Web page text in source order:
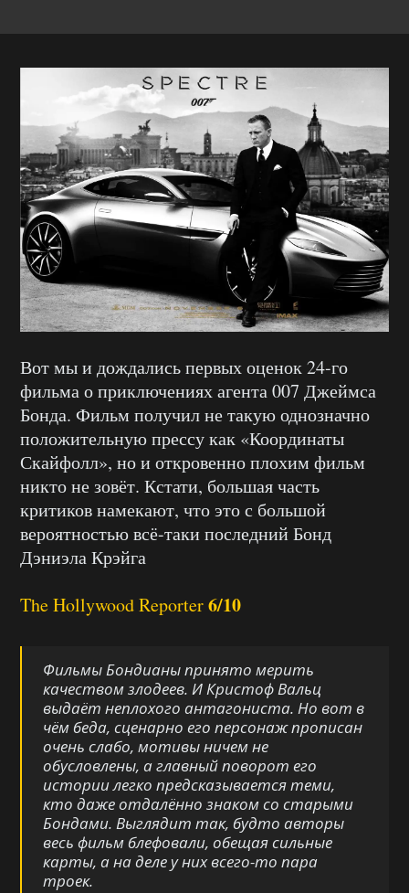
Вот мы и дождались первых оценок 24-го
фильма о приключениях агента 007 Джеймса
Бонда. Фильм получил не такую однозначно
положительную прессу как «Координаты
Скайфолл», но и откровенно плохим фильм
никто не зовёт. Кстати, большая часть
критиков намекают, что это с большой
вероятностью всё-таки последний Бонд
Дэниэла Крэйга
The Hollywood Reporter6/10
Фильмы Бондианы принято мерить
качеством злодеев. И Кристоф Вальц
выдаёт неплохого антагониста. Но вот в
чём беда, сценарно его персонаж прописан
очень слабо, мотивы ничем не
обусловлены, а главный поворот его
истории легко предсказывается теми,
кто даже отдалённо знаком со старыми
Бондами. Выглядит так, будто авторы
весь фильм блефовали, обещая сильные
карты, а на деле у них всего-то пара
троек.